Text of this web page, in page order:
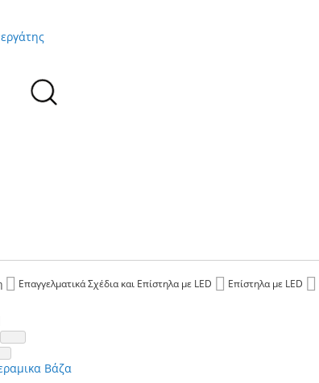
Επαγγελματικά Σχέδια και Επίστηλα με LED Επίστηλα με LED
Βάζα